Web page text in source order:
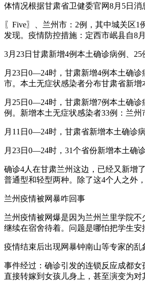
体情况根据甘肃省卫健委官网8月5日
〖Five〗、兰州市：2例，其中城关区
发现。疫情防控措施：定西市岷县自8
3月23日甘肃新增4例本土确诊病例、
月23日0—24时，甘肃新增4例本土确
市。本土无症状感染者分布甘肃省新增
月25日0—24时，甘肃新增7例本土确
例。新增本土无症状感染者33例：兰州
月11日0—24时，甘肃省新增本土确诊
月23日0—24时，31个省份新增本土确
确诊4人在甘肃兰州这边，已经又新增
普通型和轻型两种。除了这4个人之外
兰州疫情被网暴咋回事
兰州疫情被网爆是因为兰州兰里学院
继续在宿舍待着。问题是哪怕把学生安
疫情结束后出现网暴钟南山等专家的
事件经过：确诊引发的连锁反应成都
直接转嫁到女孩儿身上，甚至演变为对